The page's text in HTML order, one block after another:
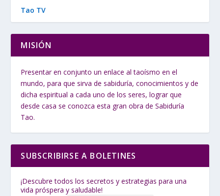
Tao TV
MISIÓN
Presentar en conjunto un enlace al taoísmo en el
mundo, para que sirva de sabiduría, conocimientos y de
dicha espiritual a cada uno de los seres, lograr que
desde casa se conozca esta gran obra de Sabiduría
Tao.
SUBSCRIBIRSE A BOLETINES
¡Descubre todos los secretos y estrategias para una
vida próspera y saludable!